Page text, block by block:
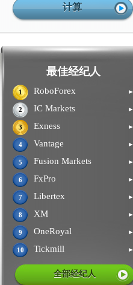
最佳经纪人
1 RoboForex ►
2 IC Markets ►
3 Exness ►
4 Vantage ►
5 Fusion Markets ►
6 FxPro ►
7 Libertex ►
8 XM ►
9 OneRoyal ►
10 Tickmill ►
全部经纪人